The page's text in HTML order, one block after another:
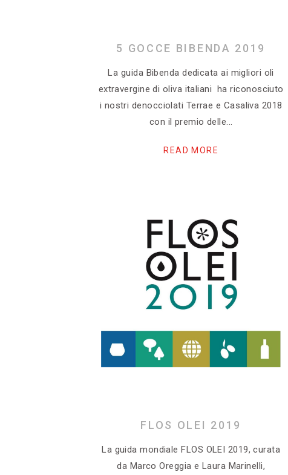
5 GOCCE BIBENDA 2019
La guida Bibenda dedicata ai migliori oli
extravergine di oliva italiani ha riconosciuto
i nostri denocciolati Terrae e Casaliva 2018
con il premio delle
READ MORE
FLOS OLEI 2019
La guida mondiale FLOS OLEI 2019, curata
da Marco Oreggia e Laura Marinelli,